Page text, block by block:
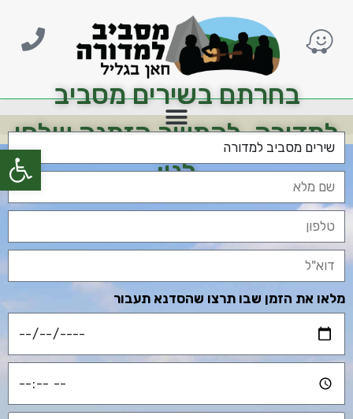
פתח
בחרתם בשירים מסביב
למדורה, להמשך הזמנה שלחו
לנו:
מלאו את הזמן שבו תרצו שהסדנא תעבור